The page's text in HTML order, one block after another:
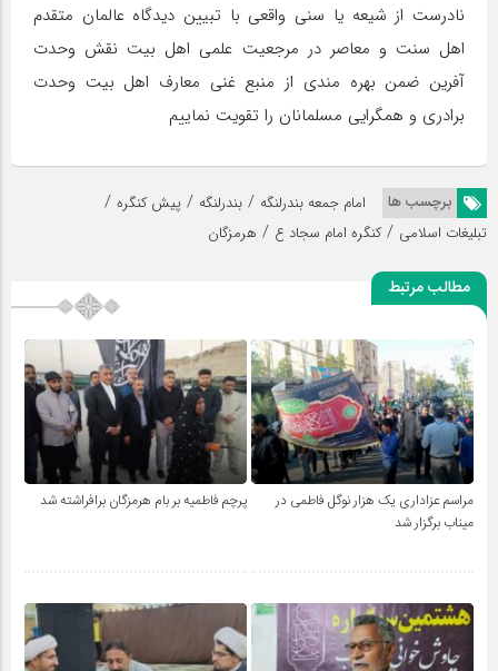
نادرست از شیعه یا سنی واقعی با تبیین دیدگاه عالمان متقدم
اهل سنت و معاصر در مرجعیت علمی اهل بیت نقش وحدت
آفرین ضمن بهره مندی از منبع غنی معارف اهل بیت وحدت
برادری و همگرایی مسلمانان را تقویت نماییم
برچسب ها امام جمعه بندرلنگه / بندرلنگه / پیش کنگره /
تبلیغات اسلامی /کنگره امام سجاد ع / هرمزگان
مطالب مرتبط
مراسم عزاداری یک هزار نوگل فاطمی در
میناب برگزار شد
پرچم فاطمیه بر بام هرمزگان برافراشته شد